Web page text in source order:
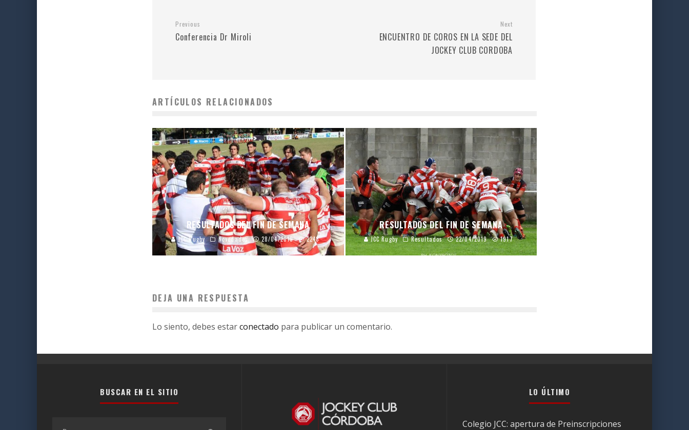
Previous
Conferencia Dr Miroli
Next
ENCUENTRO DE COROS EN LA SEDE DEL
JOCKEY CLUB CORDOBA
ARTÍCULOS RELACIONADOS
RESULTADOS DEL FIN DE SEMANA
JCC Rugby Novedades 28/04/2019 2248
RESULTADOS DEL FIN DE SEMANA
JCC Rugby Resultados 22/04/2019 1917
DEJA UNA RESPUESTA
Lo siento, debes estarconectado para publicar un comentario.
BUSCAR EN EL SITIO LO ÚLTIMO
Colegio JCC: apertura de Preinscripciones